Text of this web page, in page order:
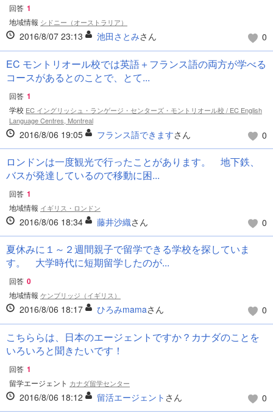
回答 1
地域情報 シドニー（オーストラリア）
2016/8/07 23:13 池田さとみさん 0
EC モントリオール校では英語＋フランス語の両方が学べる
コースがあるとのことで、とて...
回答 1
学校 EC イングリッシュ・ランゲージ・センターズ・モントリオール校 / EC English
Language Centres, Montreal
2016/8/06 19:05 フランス語できますさん 0
ロンドンは一度観光で行ったことがあります。 地下鉄、
バスが発達しているので移動に困...
回答 1
地域情報 イギリス・ロンドン
2016/8/06 18:34 藤井沙織さん 0
夏休みに１～２週間親子で留学できる学校を探していま
す。 大学時代に短期留学したのが...
回答 0
地域情報 ケンブリッジ（イギリス）
2016/8/06 18:17 ひろみmamaさん 0
こちららは、日本のエージェントですか？カナダのことを
いろいろと聞きたいです！
回答 1
留学エージェント カナダ留学センター
2016/8/06 18:12 留活エージェント さん 0